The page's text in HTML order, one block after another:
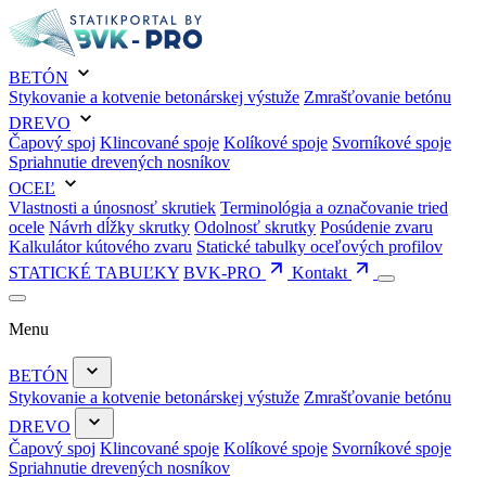
BETÓN
Stykovanie a kotvenie betonárskej výstuže Zmrašťovanie betónu
DREVO
Čapový spoj Klincované spoje Kolíkové spoje Svorníkové spoje
Spriahnutie drevených nosníkov
OCEĽ
Vlastnosti a únosnosť skrutiek Terminológia a označovanie tried
ocele Návrh dĺžky skrutky Odolnosť skrutky Posúdenie zvaru
Kalkulátor kútového zvaru Statické tabulky oceľových profilov
STATICKÉ TABUĽKY BVK-PRO Kontakt
Menu
BETÓN
Stykovanie a kotvenie betonárskej výstuže Zmrašťovanie betónu
DREVO
Čapový spoj Klincované spoje Kolíkové spoje Svorníkové spoje
Spriahnutie drevených nosníkov